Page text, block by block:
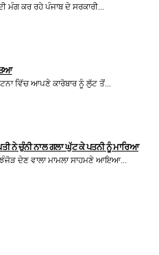
ਮੰਗ ਕਰ ਰਹੇ ਪੰਜਾਬ ਦੇ ਸਰਕਾਰੀ...
ਵਿੱਚ ਆਪਣੇ ਕਾਰੋਬਾਰ ਨੂੰ ਲੁੱਟ ਤੋਂ...
ਨੇ ਚੁੰਨੀ ਨਾਲ ਗਲਾ ਘੁੱਟ ਕੇ ਪਤਨੀ ਨੂੰ ਮਾਰਿਆ
ਦੇਣ ਵਾਲਾ ਮਾਮਲਾ ਸਾਹਮਣੇ ਆਇਆ...